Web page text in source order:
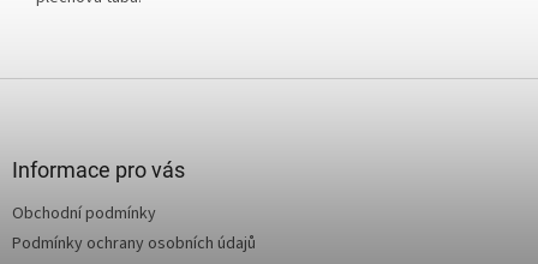
Informace pro vás
Obchodní podmínky
Podmínky ochrany osobních údajů